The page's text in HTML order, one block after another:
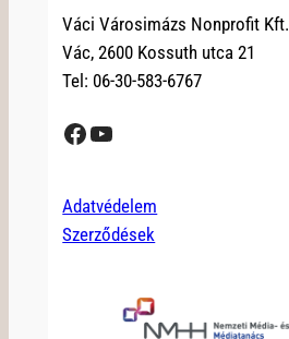
Váci Városimázs Nonprofit Kft.
Vác, 2600 Kossuth utca 21
Tel: 06-30-583-6767
Facebook YouTube
Adatvédelem
Szerződések